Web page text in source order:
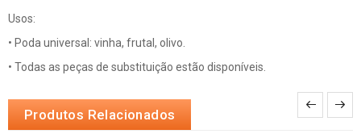
Usos:
• Poda universal: vinha, frutal, olivo.
• Todas as peças de substituição estão disponíveis.
Produtos Relacionados